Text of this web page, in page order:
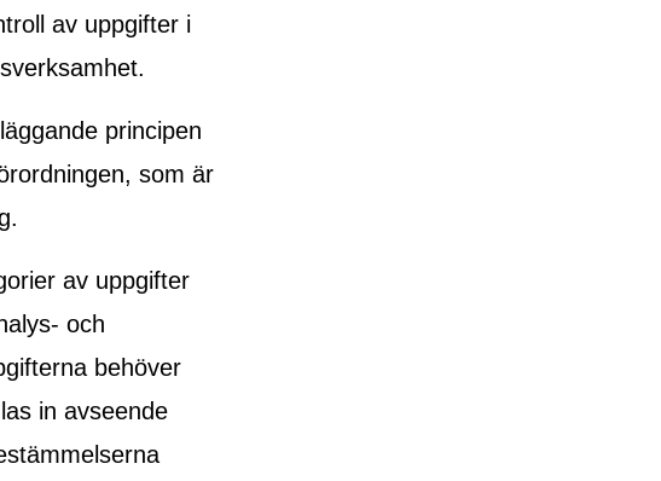
av uppgifter i
principen
som är
av uppgifter
och
behöver
in avseende